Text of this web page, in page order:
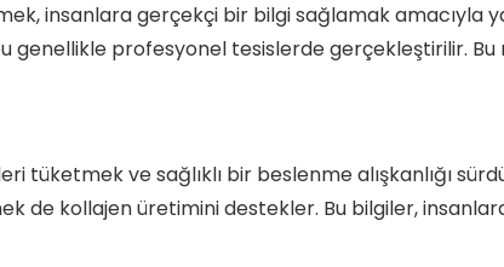
insanlara gerçekçi bir bilgi sağlamak amacıyla
profesyonel tesislerde gerçekleştirilir. Bu
tüketmek ve sağlıklı bir beslenme alışkanlığı
de kollajen üretimini destekler. Bu bilgiler,